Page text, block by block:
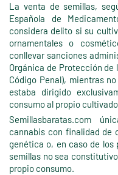
La venta de semillas,
Española de
considera delito si su
ornamentales o
conllevar sanciones
Orgánica de Protección de
Código Penal), mientras
estaba dirigido
consumo al propio
Semillasbaratas.com
cannabis con finalidad de
genética o, en caso de los
semillas no sea
propio consumo.